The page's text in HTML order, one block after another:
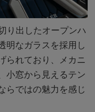
り出したオープンハ
明なガラスを採用し
られており、メカニ
小窓から見えるテン
らではの魅力を感じ